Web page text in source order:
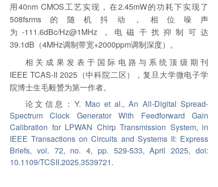
用40nm CMOS工艺实现，在2.45mW的功耗下实现了
508fsrms 的随机抖动，相位噪声
为-111.6dBc/Hz@1MHz ，电磁干扰抑制可达
39.1dB （4MHz调制带宽+2000ppm调制深度）。
相关成果发表于国际电路与系统顶级期刊
IEEE TCAS-II 2025（中科院二区）
，复旦大学微电子学
院博士生毛毅赟为第一作者。
论文信息：Y. Mao et al., An All-Digital Spread-
Spectrum Clock Generator With Feedforward Gain
Calibration for LPWAN Chirp Transmission System, in
IEEE Transactions on Circuits and Systems II: Express
Briefs, vol. 72, no. 4, pp. 529-533, April 2025, doi:
10.1109/TCSII.2025.3539721.